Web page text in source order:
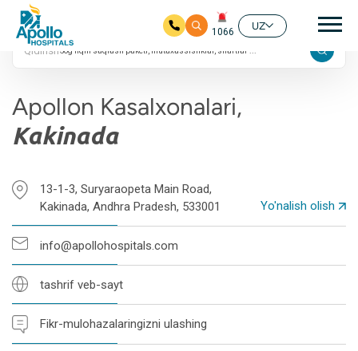
Asosiy mundarijaga
1066
UZ
reytingi
Qidirish
Apollon Kasalxonalari,
Kakinada
13-1-3, Suryaraopeta Main Road,
Kakinada, Andhra Pradesh, 533001
Yo'nalish olish
info@apollohospitals.com
tashrif veb-sayt
Fikr-mulohazalaringizni ulashing